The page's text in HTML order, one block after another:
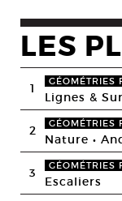
LES
1 GÉOMÉTRIES
Lignes &
2 GÉOMÉTRIES
Nature •
3 GÉOMÉTRIES
Escaliers